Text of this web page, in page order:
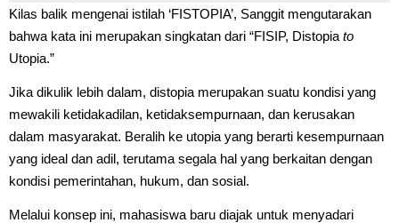
Kilas balik mengenai istilah ‘FISTOPIA’, Sanggit mengutarakan
bahwa kata ini merupakan singkatan dari “FISIP, Distopia to
Utopia.”
Jika dikulik lebih dalam, distopia merupakan suatu kondisi yang
mewakili ketidakadilan, ketidaksempurnaan, dan kerusakan
dalam masyarakat. Beralih ke utopia yang berarti kesempurnaan
yang ideal dan adil, terutama segala hal yang berkaitan dengan
kondisi pemerintahan, hukum, dan sosial.
Melalui konsep ini, mahasiswa baru diajak untuk menyadari